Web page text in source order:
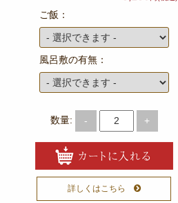
ご飯：
風呂敷の有無：
数量: - +
詳しくはこちら